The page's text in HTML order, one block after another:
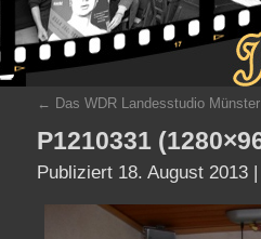
← Das WDR Landesstudio
P1210331
Publiziert 18. August 2013